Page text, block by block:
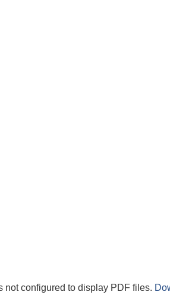
not configured to display PDF files.